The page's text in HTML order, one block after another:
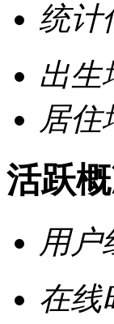
统计
出生
居住
活跃
用户
在线